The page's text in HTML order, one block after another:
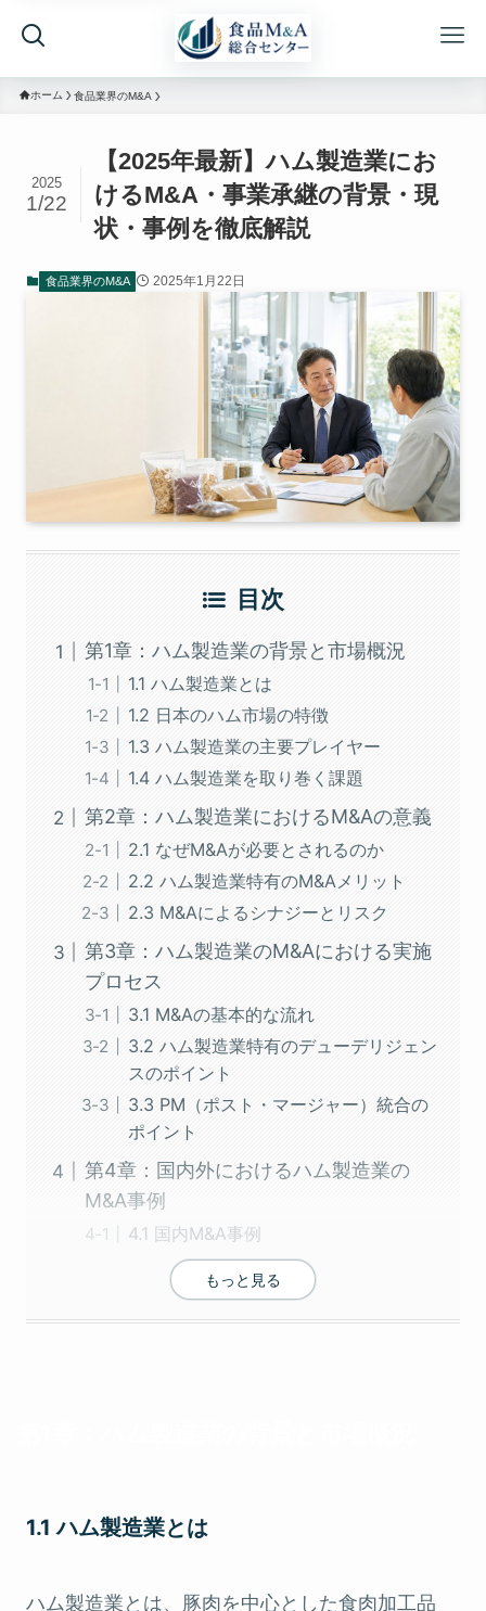
ホーム 食品業界のM&A
【2025年最新】ハム製造業にお
けるM&A・事業承継の背景・現
状・事例を徹底解説
2025
1/22
食品業界のM&A 2025年1月22日
目次
第1章：ハム製造業の背景と市場概況
1.1 ハム製造業とは
1.2 日本のハム市場の特徴
1.3 ハム製造業の主要プレイヤー
1.4 ハム製造業を取り巻く課題
第2章：ハム製造業におけるM&Aの意義
2.1 なぜM&Aが必要とされるのか
2.2 ハム製造業特有のM&Aメリット
2.3 M&Aによるシナジーとリスク
第3章：ハム製造業のM&Aにおける実施
プロセス
3.1 M&Aの基本的な流れ
3.2 ハム製造業特有のデューデリジェン
スのポイント
3.3 PM（ポスト・マージャー）統合の
ポイント
第4章：国内外におけるハム製造業の
M&A事例
4.1 国内M&A事例
もっと見る
1.1 ハム製造業とは
ハム製造業とは、豚肉を中心とした食肉加工品